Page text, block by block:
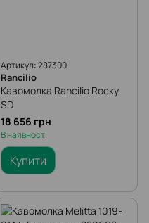
Артикул: 287300
Rancilio
Кавомолка Rancilio Rocky
SD
18 656 грн
В наявності
Купити